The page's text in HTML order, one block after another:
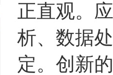
正直观。
析、数据
定。创新